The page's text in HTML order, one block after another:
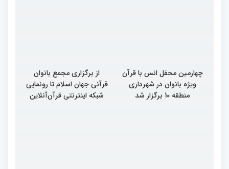
چهارمین محفل انس با قرآن
ویژه بانوان در شهرداری
منطقه 10 برگزار شد
از برگزاری مجمع بانوان
قرآنی جهان اسلام تا رونمایی
شبکه اینترنتی قرآن‌آنلاین